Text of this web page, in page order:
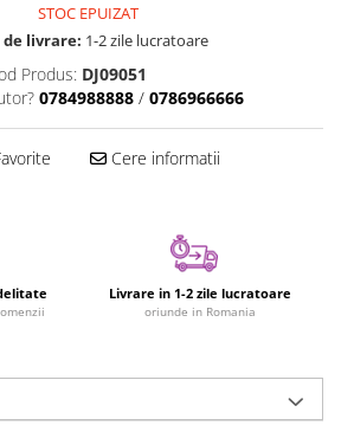
Down
STOC EPUIZAT
livrare: 1-2 zile lucratoare
Produs: DJ09051
0784988888 / 0786966666
Cere informatii
Livrare in 1-2 zile lucratoare
oriunde in Romania